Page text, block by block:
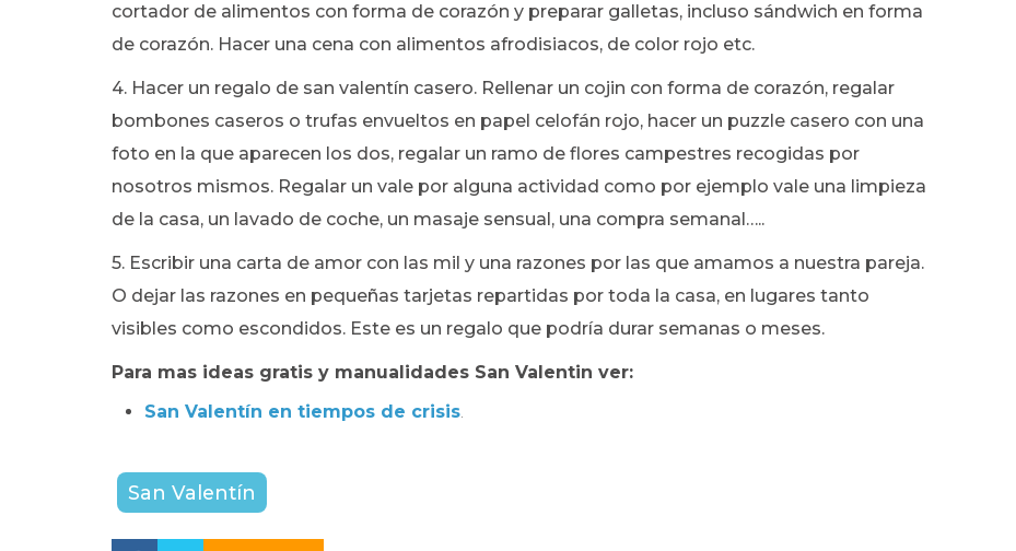
cortador de alimentos con forma de corazón y preparar galletas, incluso sándwich en forma
de corazón. Hacer una cena con alimentos afrodisiacos, de color rojo etc.
4. Hacer un regalo de san valentín casero. Rellenar un cojin con forma de corazón, regalar
bombones caseros o trufas envueltos en papel celofán rojo, hacer un puzzle casero con una
foto en la que aparecen los dos, regalar un ramo de flores campestres recogidas por
nosotros mismos. Regalar un vale por alguna actividad como por ejemplo vale una limpieza
de la casa, un lavado de coche, un masaje sensual, una compra semanal…..
5. Escribir una carta de amor con las mil y una razones por las que amamos a nuestra pareja.
O dejar las razones en pequeñas tarjetas repartidas por toda la casa, en lugares tanto
visibles como escondidos. Este es un regalo que podría durar semanas o meses.
Para mas ideas gratis y manualidades San Valentin ver:
San Valentín en tiempos de crisis.
San Valentín